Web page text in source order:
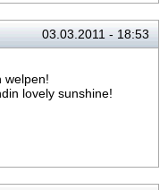
03.03.2011 - 18:53
welpen!
lovely sunshine!